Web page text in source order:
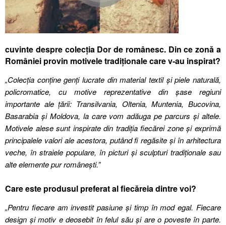
cuvinte despre colecția Dor de românesc. Din ce zonă a
României provin motivele tradiționale care v-au inspirat?
„Colecția conține genți lucrate din material textil și piele naturală,
policromatice, cu motive reprezentative din șase regiuni
importante ale țării: Transilvania, Oltenia, Muntenia, Bucovina,
Basarabia și Moldova, la care vom adăuga pe parcurs și altele.
Motivele alese sunt inspirate din tradiția fiecărei zone și exprimă
principalele valori ale acestora, putând fi regăsite și în arhitectura
veche, în straiele populare, în picturi și sculpturi tradiționale sau
alte elemente pur românești.”
Care este produsul preferat al fiecăreia dintre voi?
„Pentru fiecare am investit pasiune și timp în mod egal. Fiecare
design și motiv e deosebit în felul său și are o poveste în parte.